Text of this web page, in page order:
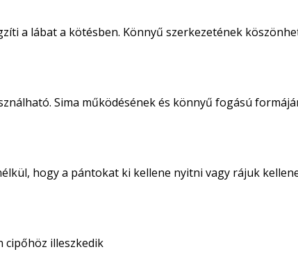
a lábat a kötésben. Könnyű szerkezetének
Sima működésének és könnyű fogású
hogy a pántokat ki kellene nyitni vagy rájuk
cipőhöz illeszkedik